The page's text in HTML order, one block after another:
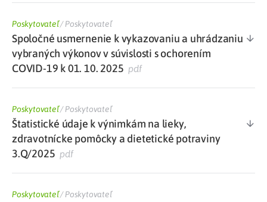
Poskytovateľ/Poskytovateľ
Spoločné usmernenie k vykazovaniu a uhrádzaniu
vybraných výkonov v súvislosti s ochorením
COVID-19 k 01. 10. 2025 pdf
Poskytovateľ/Poskytovateľ
Štatistické údaje k výnimkám na lieky,
zdravotnícke pomôcky a dietetické potraviny
3.Q/2025 pdf
Poskytovateľ/Poskytovateľ